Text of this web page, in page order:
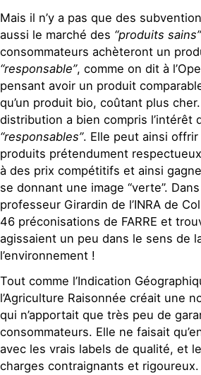
Mais il n’y a pas que des
aussi le marché des “produits sains”
consommateurs achèteront un
“responsable”, comme on dit à
pensant avoir un produit
qu’un produit bio, coûtant plus
distribution a bien compris l’intérêt
“responsables”. Elle peut ainsi
produits prétendument
à des prix compétitifs et ainsi
se donnant une image “verte”.
professeur Girardin de l’INRA de
46 préconisations de FARRE et
agissaient un peu dans le sens de
l’environnement !
Tout comme l’Indication
l’Agriculture Raisonnée créait une
qui n’apportait que très peu de
consommateurs. Elle ne faisait
avec les vrais labels de qualité, et
charges contraignants et